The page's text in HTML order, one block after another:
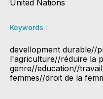
United Nations
Keywords :
​devellopment durable//
l'agriculture//réduire la
genre//education//
femmes//droit de la